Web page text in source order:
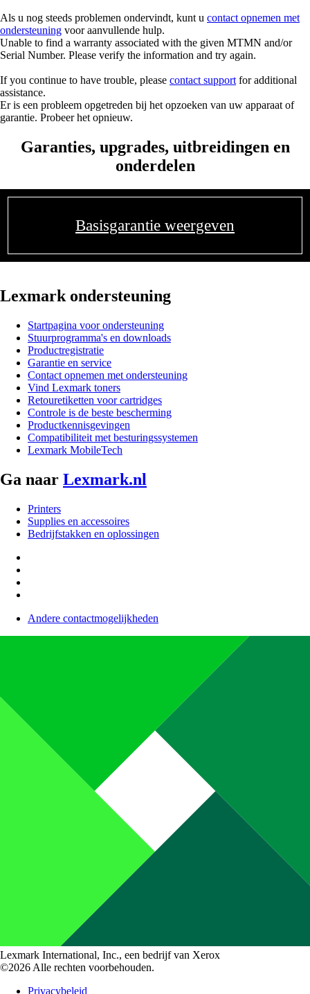
Als u nog steeds problemen ondervindt, kunt u contact opnemen met
ondersteuning voor aanvullende hulp.
Unable to find a warranty associated with the given MTMN and/or
Serial Number. Please verify the information and try again.
If you continue to have trouble, please contact support for additional
assistance.
Er is een probleem opgetreden bij het opzoeken van uw apparaat of
garantie. Probeer het opnieuw.
Garanties, upgrades, uitbreidingen en
onderdelen
Basisgarantie weergeven
Lexmark ondersteuning
Startpagina voor ondersteuning
Stuurprogramma's en downloads
Productregistratie
Garantie en service
Contact opnemen met ondersteuning
Vind Lexmark toners
Retouretiketten voor cartridges
Controle is de beste bescherming
Productkennisgevingen
Compatibiliteit met besturingssystemen
Lexmark MobileTech
Ga naar Lexmark.nl
Printers
Supplies en accessoires
Bedrijfstakken en oplossingen
Andere contactmogelijkheden
Lexmark International, Inc., een bedrijf van Xerox
©2026 Alle rechten voorbehouden.
Privacybeleid